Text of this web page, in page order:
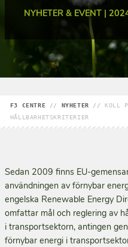
NYHETER & EVENT |
F3 CENTRE // NYHETER // KOLL
HÅLLBARHETSKRITERIER
Sedan 2009 finns EU-
användningen av förnybar
engelska Renewable Energy
omfattar mål och reglering av
i transportsektorn, antingen
förnybar energi i